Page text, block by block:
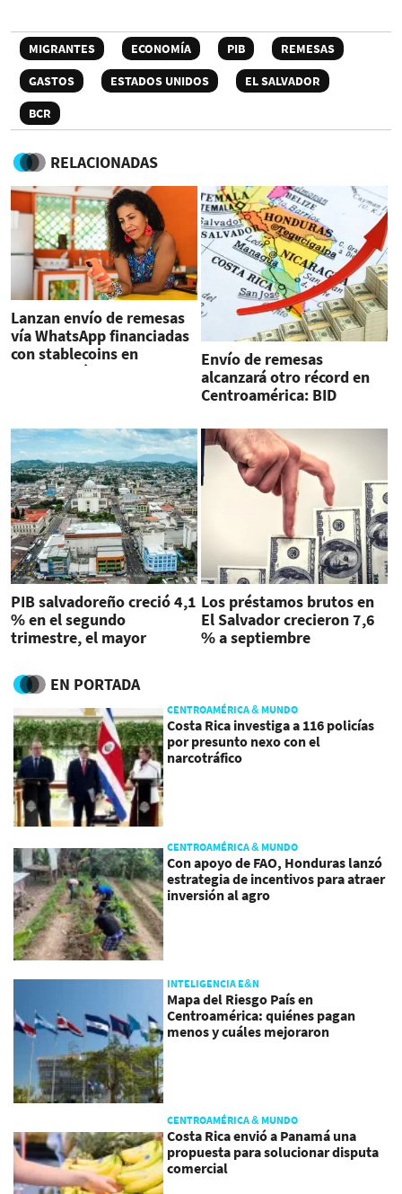
MIGRANTES ECONOMÍA PIB
REMESAS
GASTOS
ESTADOS UNIDOS
EL SALVADOR
BCR
RELACIONADAS
Lanzan envío de remesas
vía WhatsApp financiadas
con stablecoins en
Centroamérica
Envío de remesas
alcanzará otro récord en
Centroamérica: BID
PIB salvadoreño creció 4,1
% en el segundo
trimestre, el mayor
Los préstamos brutos en
El Salvador crecieron 7,6
% a septiembre
EN PORTADA
CENTROAMÉRICA & MUNDO
Costa Rica investiga a 116 policías
por presunto nexo con el
narcotráfico
CENTROAMÉRICA & MUNDO
Con apoyo de FAO, Honduras lanzó
estrategia de incentivos para atraer
inversión al agro
INTELIGENCIA E&N
Mapa del Riesgo País en
Centroamérica: quiénes pagan
menos y cuáles mejoraron
CENTROAMÉRICA & MUNDO
Costa Rica envió a Panamá una
propuesta para solucionar disputa
comercial